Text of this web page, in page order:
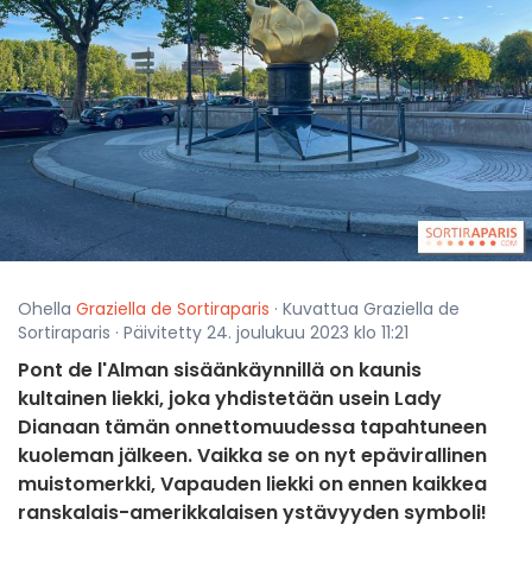
Ohella Graziella de Sortiraparis · Kuvattua Graziella de
Sortiraparis · Päivitetty 24. joulukuu 2023 klo 11:21
Pont de l'Alman sisäänkäynnillä on kaunis
kultainen liekki, joka yhdistetään usein Lady
Dianaan tämän onnettomuudessa tapahtuneen
kuoleman jälkeen. Vaikka se on nyt epävirallinen
muistomerkki, Vapauden liekki on ennen kaikkea
ranskalais-amerikkalaisen ystävyyden symboli!